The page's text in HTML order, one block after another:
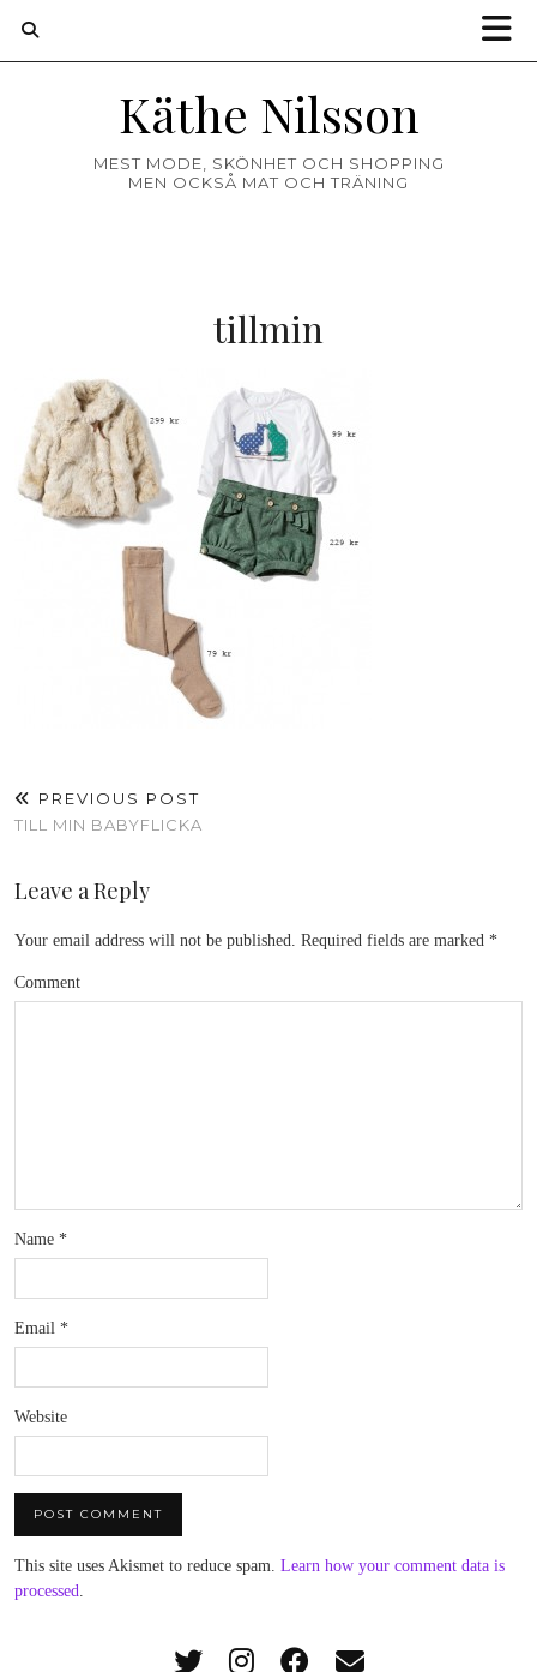
Käthe Nilsson
MEST MODE, SKÖNHET OCH SHOPPING
MEN OCKSÅ MAT OCH TRÄNING
tillmin
PREVIOUS POST
TILL MIN BABYFLICKA
Leave a Reply
Your email address will not be published. Required fields are marked *
Comment
Name *
Email *
Website
This site uses Akismet to reduce spam. Learn how your comment data is
processed.